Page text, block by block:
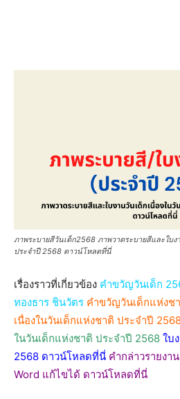
ภาพระบายสีวันเด็ก2568 ภาพวาดระบายสีและใบ
ประจำปี 2568 ดาวน์โหลดที่นี่
เรื่องราวที่เกี่ยวข้อง คําขวัญวันเด็ก
ทองธาร ชินวัตร คําขวัญวันเด็กแห่งช
เนื่องในวันเด็กแห่งชาติ ประจำปี
ในวันเด็กแห่งชาติ ประจำปี 2568 ใบ
2568 ดาวน์โหลดที่นี่ คํากล่าวรายงา
Word แก้ไขได้ ดาวน์โหลดที่นี่